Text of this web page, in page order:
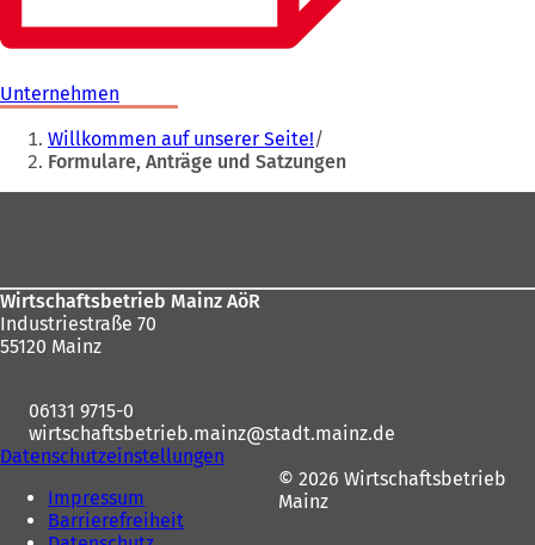
Unternehmen
Sie
befinden
sich
Willkommen auf unserer Seite!
Formulare, Anträge und Satzungen
Wirtschaftsbetrieb Mainz AöR
Industriestraße 70
55120 Mainz
06131 9715-0
wirtschaftsbetrieb.mainz
stadt.mainz de
Datenschutzeinstellungen
Impressum
Barrierefreiheit
© 2026 Wirtschaftsbetrieb
Mainz